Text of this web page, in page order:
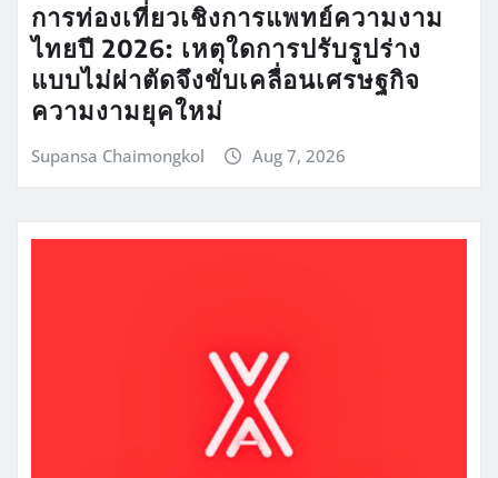
การท่องเที่ยวเชิงการแพทย์ความงาม
ไทยปี 2026: เหตุใดการปรับรูปร่าง
แบบไม่ผ่าตัดจึงขับเคลื่อนเศรษฐกิจ
ความงามยุคใหม่
Supansa Chaimongkol Aug 7, 2026